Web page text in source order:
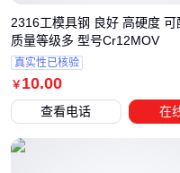
三、T23钢与
当工作温度
此时需要考虑
建议按以下场
￥ 10.00
2316工模具钢 良好 高硬度 可
质量等级多 型号Cr12MOV
真实性已核验
查看电话 在